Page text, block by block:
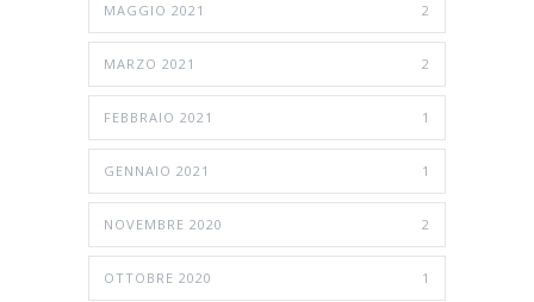
MAGGIO 2021 2
MARZO 2021 2
FEBBRAIO 2021 1
GENNAIO 2021 1
NOVEMBRE 2020 2
OTTOBRE 2020 1